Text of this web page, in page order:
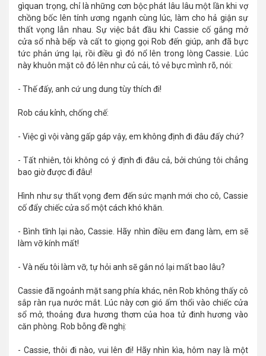
gìquan trọng, chỉ là những cơn bộc phát lâu lâu một lần khi vợ
chồng bốc lên tính ương ngạnh cùng lúc, làm cho hả giận sự
thất vọng lẫn nhau. Sự việc bắt đầu khi Cassie cố gắng mở
cửa sổ nhà bếp và cất to giọng gọi Rob đến giúp, anh đã bực
tức phản ứng lại, rồi điều gì đó nổ lên trong lòng Cassie. Lúc
này khuôn mặt cô đỏ lên như củ cải, tỏ vẻ bực mình rõ, nói:
- Thế đấy, anh cứ ung dung tùy thích đi!
Rob cáu kỉnh, chống chế:
- Việc gì vội vàng gấp gáp vậy, em không định đi đâu đấy chứ?
- Tất nhiên, tôi không có ý định đi đâu cả, bởi chúng tôi chẳng
bao giờ được đi đâu!
Hình như sự thất vọng đem đến sức mạnh mới cho cô, Cassie
cố đẩy chiếc cửa sổ một cách khó khăn.
- Bình tĩnh lại nào, Cassie. Hãy nhìn điều em đang làm, em sẽ
làm vỡ kính mất!
- Và nếu tôi làm vỡ, tự hỏi anh sẽ gắn nó lại mất bao lâu?
Cassie đã ngoảnh mặt sang phía khác, nên Rob không thấy cô
sắp ràn rụa nước mắt. Lúc này cơn gió ấm thổi vào chiếc cửa
sổ mở, thoảng đưa hương thơm của hoa tử đinh hương vào
căn phòng. Rob bỗng đề nghị:
- Cassie, thôi đi nào, vui lên đi! Hãy nhìn kìa, hôm nay là một